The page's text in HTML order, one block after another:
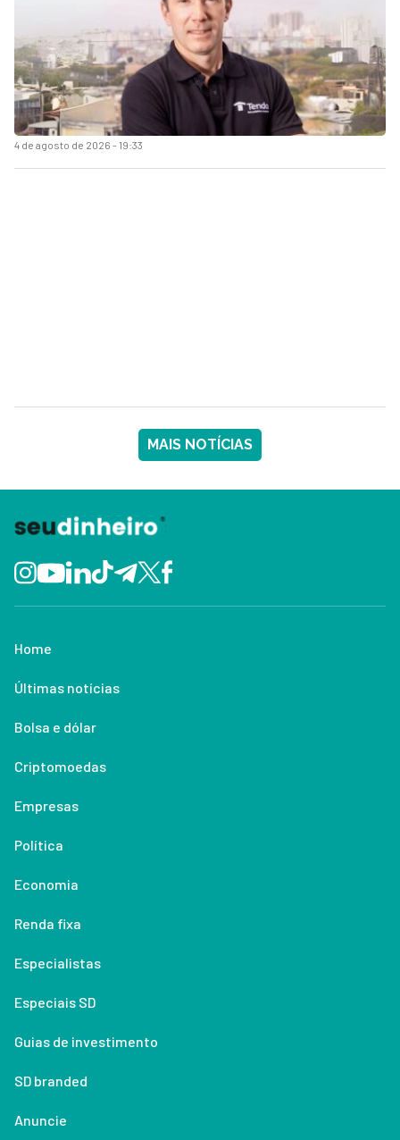
4 de agosto de 2026 - 19:33
MAIS NOTÍCIAS
Home
Últimas notícias
Bolsa e dólar
Criptomoedas
Empresas
Política
Economia
Renda fixa
Especialistas
Especiais SD
Guias de investimento
SD branded
Anuncie